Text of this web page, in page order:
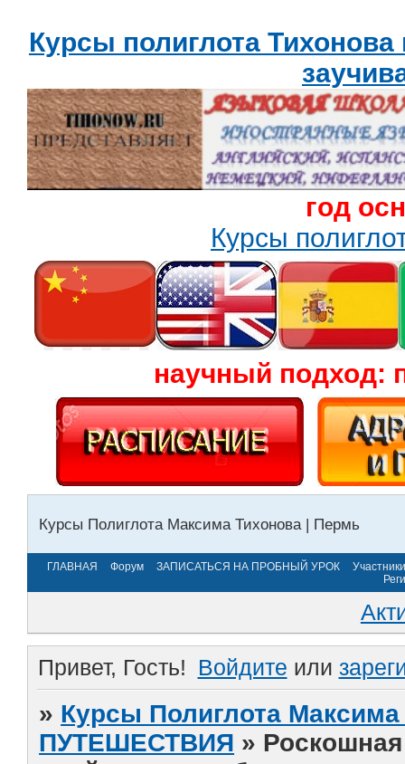
Курсы полиглота
год
Курсы
научный подход:
Курсы Полиглота Максима Тихонова | Пермь
ГЛАВНАЯ Форум ЗАПИСАТЬСЯ НА ПРОБНЫЙ УРОК
Участники
Привет, Гость! Войдите или
» Курсы Полиглота
ПУТЕШЕСТВИЯ »